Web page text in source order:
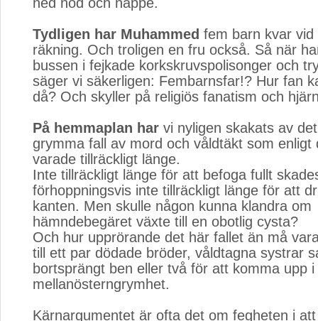
Tydligen har Muhammed fem barn kvar vid
räkning. Och troligen en fru också. Så när
bussen i fejkade korkskruvspolisonger och
säger vi säkerligen: Fembarnsfar!? Hur fan
då? Och skyller på religiös fanatism och
På hemmaplan har vi nyligen skakats av
grymma fall av mord och våldtäkt som enligt
varade tillräckligt länge.
Inte tillräckligt länge för att befoga fullt
förhoppningsvis inte tillräckligt länge för att
kanten. Men skulle någon kunna klandra om
hämndebegäret växte till en obotlig cysta?
Och hur upprörande det här fallet än må
till ett par dödade bröder, våldtagna systrar
bortsprängt ben eller två för att komma upp i
mellanösterngrymhet.
Kärnargumentet är ofta det om fegheten i